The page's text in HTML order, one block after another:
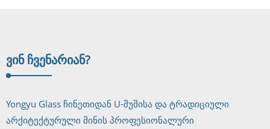
ᲕᲘᲜ ᲩᲕᲔᲜᲐᲠᲘᲐᲜ?
Yongyu Glass ჩინეთიდან U-შუშისა და ტრადიციული
არქიტექტურული მინის პროფესიონალური